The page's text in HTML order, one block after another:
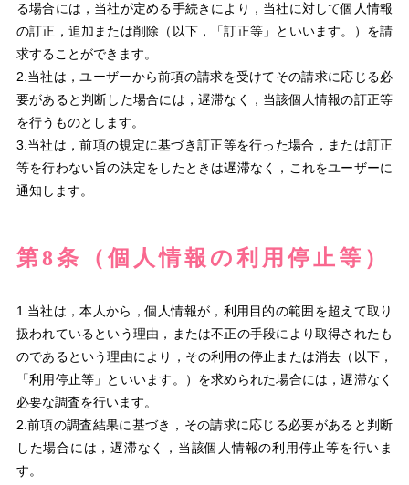
る場合には，当社が定める手続きにより，当社に対して個人情報
の訂正，追加または削除（以下，「訂正等」といいます。）を請
求することができます。
2.当社は，ユーザーから前項の請求を受けてその請求に応じる必
要があると判断した場合には，遅滞なく，当該個人情報の訂正等
を行うものとします。
3.当社は，前項の規定に基づき訂正等を行った場合，または訂正
等を行わない旨の決定をしたときは遅滞なく，これをユーザーに
通知します。
第8条（個人情報の利用停止等）
1.当社は，本人から，個人情報が，利用目的の範囲を超えて取り
扱われているという理由，または不正の手段により取得されたも
のであるという理由により，その利用の停止または消去（以下，
「利用停止等」といいます。）を求められた場合には，遅滞なく
必要な調査を行います。
2.前項の調査結果に基づき，その請求に応じる必要があると判断
した場合には，遅滞なく，当該個人情報の利用停止等を行いま
す。